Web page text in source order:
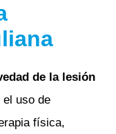
de la lesión
uso de
física,